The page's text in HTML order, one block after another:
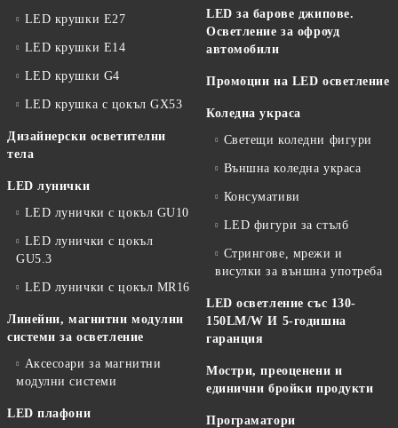
LED крушки E27
LED крушки E14
LED крушки G4
LED крушка с цокъл GX53
Дизайнерски осветителни
тела
LED лунички
LED лунички с цокъл GU10
LED лунички с цокъл
GU5.3
LED лунички с цокъл MR16
Линейни, магнитни модулни
системи за осветление
Аксесоари за магнитни
модулни системи
LED плафони
LED за барове джипове.
Осветление за офроуд
автомобили
Промоции на LED осветление
Коледна украса
Светещи коледни фигури
Външна коледна украса
Консумативи
LED фигури за стълб
Стрингове, мрежи и
висулки за външна употреба
LED осветление със 130-
150LM/W И 5-годишна
гаранция
Мостри, преоценени и
единични бройки продукти
Програматори